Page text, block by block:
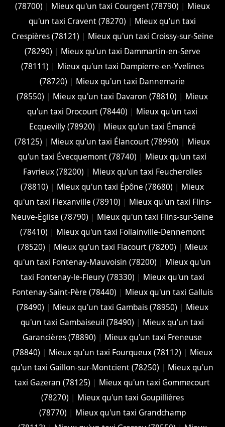
(78700) | Mieux qu'un taxi Courgent (78790) | Mieux
qu'un taxi Cravent (78270) | Mieux qu'un taxi
Crespières (78121) | Mieux qu'un taxi Croissy-sur-Seine
(78290) | Mieux qu'un taxi Dammartin-en-Serve
(78111) | Mieux qu'un taxi Dampierre-en-Yvelines
(78720) | Mieux qu'un taxi Dannemarie
(78550) | Mieux qu'un taxi Davaron (78810) | Mieux
qu'un taxi Drocourt (78440) | Mieux qu'un taxi
Ecquevilly (78920) | Mieux qu'un taxi Émancé
(78125) | Mieux qu'un taxi Élancourt (78990) | Mieux
qu'un taxi Évecquemont (78740) | Mieux qu'un taxi
Favrieux (78200) | Mieux qu'un taxi Feucherolles
(78810) | Mieux qu'un taxi Épône (78680) | Mieux
qu'un taxi Flexanville (78910) | Mieux qu'un taxi Flins-
Neuve-Église (78790) | Mieux qu'un taxi Flins-sur-Seine
(78410) | Mieux qu'un taxi Follainville-Dennemont
(78520) | Mieux qu'un taxi Flacourt (78200) | Mieux
qu'un taxi Fontenay-Mauvoisin (78200) | Mieux qu'un
taxi Fontenay-le-Fleury (78330) | Mieux qu'un taxi
Fontenay-Saint-Père (78440) | Mieux qu'un taxi Galluis
(78490) | Mieux qu'un taxi Gambais (78950) | Mieux
qu'un taxi Gambaiseuil (78490) | Mieux qu'un taxi
Garancières (78890) | Mieux qu'un taxi Freneuse
(78840) | Mieux qu'un taxi Fourqueux (78112) | Mieux
qu'un taxi Gaillon-sur-Montcient (78250) | Mieux qu'un
taxi Gazeran (78125) | Mieux qu'un taxi Gommecourt
(78270) | Mieux qu'un taxi Goupillières
(78770) | Mieux qu'un taxi Grandchamp